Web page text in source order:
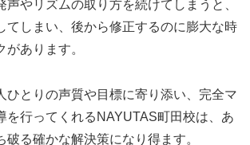
声やリズムの取り方を続けてしまうと、
てしまい、後から修正するのに膨大な時
があります。
ひとりの声質や目標に寄り添い、完全マ
を行ってくれるNAYUTAS町田校は、あ
破る確かな解決策になり得ます。